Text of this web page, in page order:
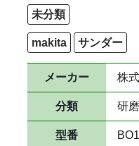
未分類
makita サンダー
メーカー 株
分類 研
型番